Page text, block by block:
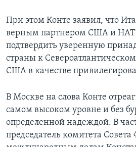
При этом Конте заявил, что
верным партнером США и
подтвердить уверенную
страны к
США в качестве
В Москве на слова Конте
самом высоком уровне и без
определенной надеждой. В
председатель комитета